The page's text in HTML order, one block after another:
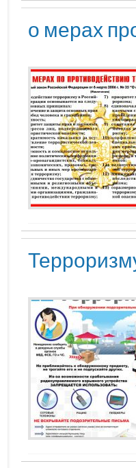
о мерах